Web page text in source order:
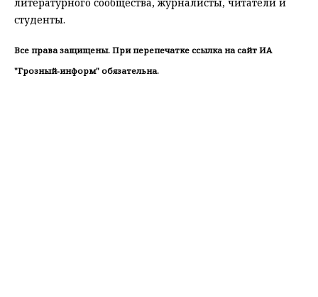
литературного сообщества, журналисты, читатели и
студенты.
Все права защищены. При перепечатке ссылка на сайт ИА
"Грозный-информ" обязательна.